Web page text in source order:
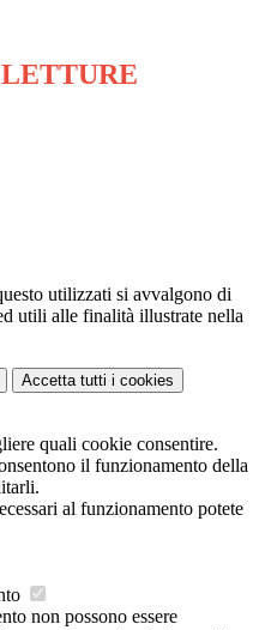
utilizzati si avvalgono di
utili alle finalità illustrate nella
Accetta tutti i cookies
quali cookie consentire.
il funzionamento della
al funzionamento potete
non possono essere